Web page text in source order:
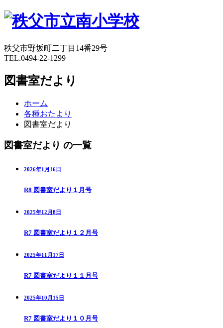
秩父市野坂町二丁目14番29号
TEL.0494-22-1299
図書室だより
ホーム
各種おたより
図書室だより
図書室だより の一覧
2026年1月16日
R8 図書室だより１月号
2025年12月8日
R7 図書室だより１２月号
2025年11月17日
R7 図書室だより１１月号
2025年10月15日
R7 図書室だより１０月号